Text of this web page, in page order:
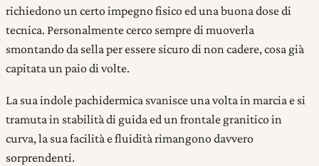
richiedono un certo impegno fisico ed una buona dose di
tecnica. Personalmente cerco sempre di muoverla
smontando da sella per essere sicuro di non cadere, cosa già
capitata un paio di volte.
La sua indole pachidermica svanisce una volta in marcia e si
tramuta in stabilità di guida ed un frontale granitico in
curva, la sua facilità e fluidità rimangono davvero
sorprendenti.